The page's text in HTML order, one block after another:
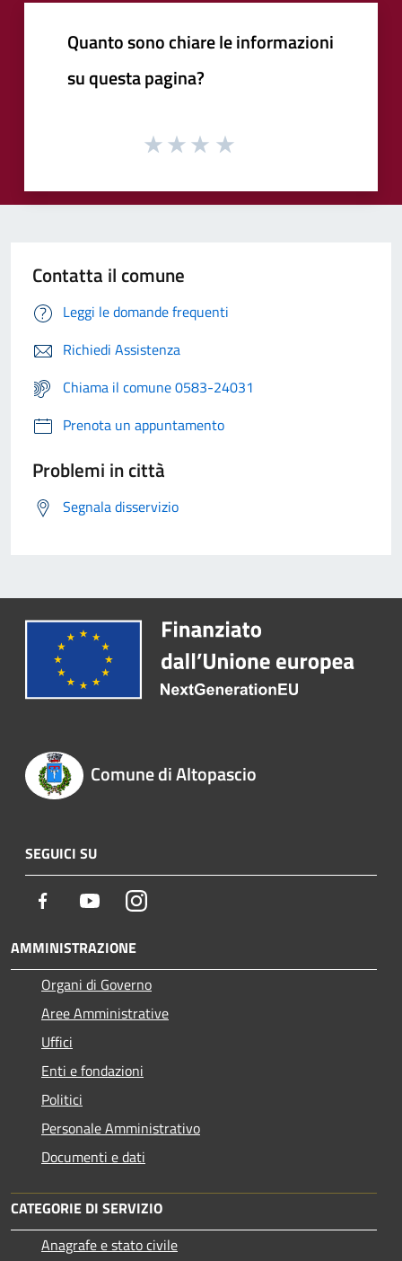
Quanto sono chiare le informazioni
su questa pagina?
Contatta il comune
Leggi le domande frequenti
Richiedi Assistenza
Chiama il comune 0583-24031
Prenota un appuntamento
Problemi in città
Segnala disservizio
Comune di Altopascio
SEGUICI SU
Facebook YoutubeInstagram
AMMINISTRAZIONE
Organi di Governo
Aree Amministrative
Uffici
Enti e fondazioni
Politici
Personale Amministrativo
Documenti e dati
CATEGORIE DI SERVIZIO
Anagrafe e stato civile